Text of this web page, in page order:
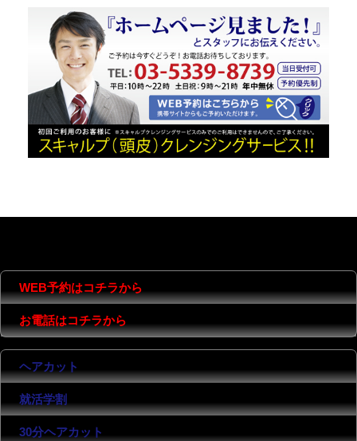
WEB予約はコチラから
お電話はコチラから
ヘアカット
就活学割
30分ヘアカット